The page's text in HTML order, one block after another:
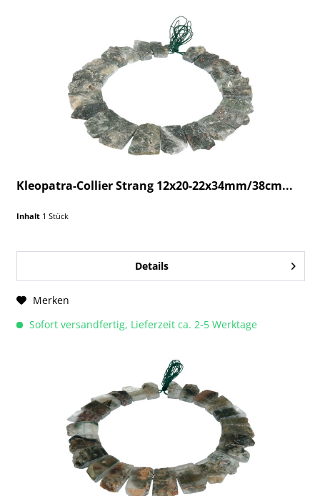
Kleopatra-Collier Strang 12x20-22x34mm/38cm...
Inhalt 1 Stück
Details
Merken
Sofort versandfertig, Lieferzeit ca. 2-5 Werktage